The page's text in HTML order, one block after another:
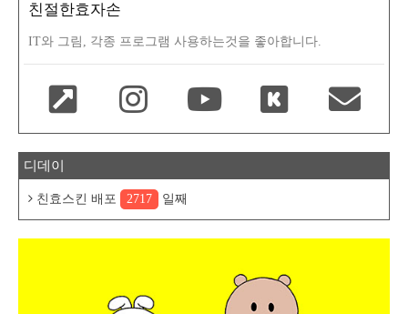
친절한효자손
IT와 그림, 각종 프로그램 사용하는것을 좋아합니다.
디데이
친효스킨 배포 2717 일째